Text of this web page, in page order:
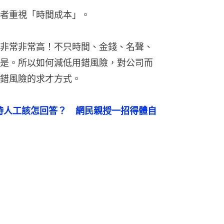
重視「時間成本」。
常非常高！不只時間、金錢、名聲、
。所以如何減低用錯風險，對公司而
風險的求才方式。
工該怎回答？　網民親授一招得體自